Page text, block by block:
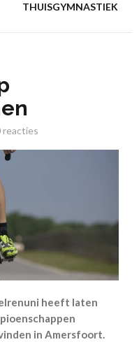
THUISGYMNASTIEK
reacties
heeft laten
in Amersfoort.